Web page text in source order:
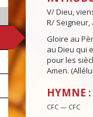
V/ Dieu,
R/
Gloire au
au Dieu qui
pour les
Amen.
HYMNE :
CFC — CFC